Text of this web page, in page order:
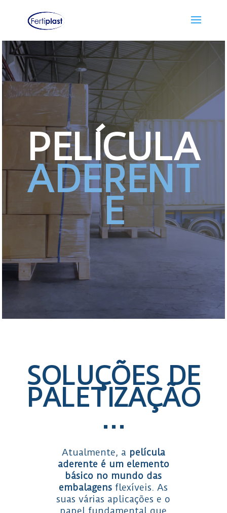
PELÍCULA
ADERENT
E
SOLUÇÕES DE
PALETIZAÇÃO
…
Atualmente, a película
aderente é um elemento
básico no mundo das
embalagens flexíveis. As
suas várias aplicações e o
papel fundamental que